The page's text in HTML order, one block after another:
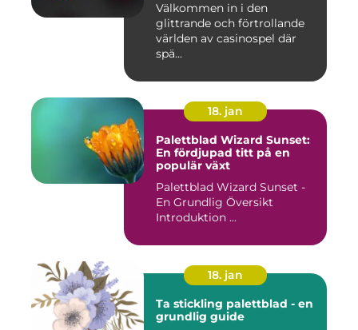
Välkommen in i den
glittrande och förtrollande
världen av casinospel där
spä...
18. jan
Palettblad Wizard Sunset:
En fördjupad titt på en
populär växt
Palettblad Wizard Sunset -
En Grundlig Översikt
Introduktion ...
18. jan
Ta stickling palettblad - en
grundlig guide